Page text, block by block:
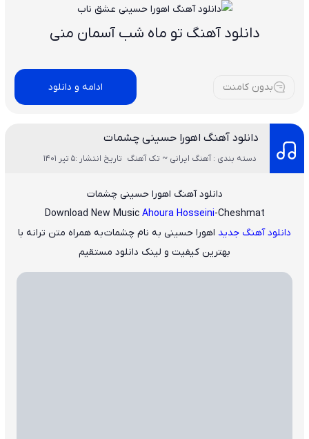
دانلود آهنگ تو ماه شب آسمان منی
بدون کامنت ادامه و دانلود
دانلود آهنگ اهورا حسینی چشمات
دسته بندی : آهنگ ایرانی ~ تک آهنگ تاریخ انتشار :5 تیر 1401
دانلود آهنگ اهورا حسینی چشمات
Download New MusicAhoura Hosseini-Cheshmat
دانلود آهنگ جدید اهورا حسینی به نام چشماتبه همراه متن ترانه با
بهترین کیفیت و لینک دانلود مستقیم